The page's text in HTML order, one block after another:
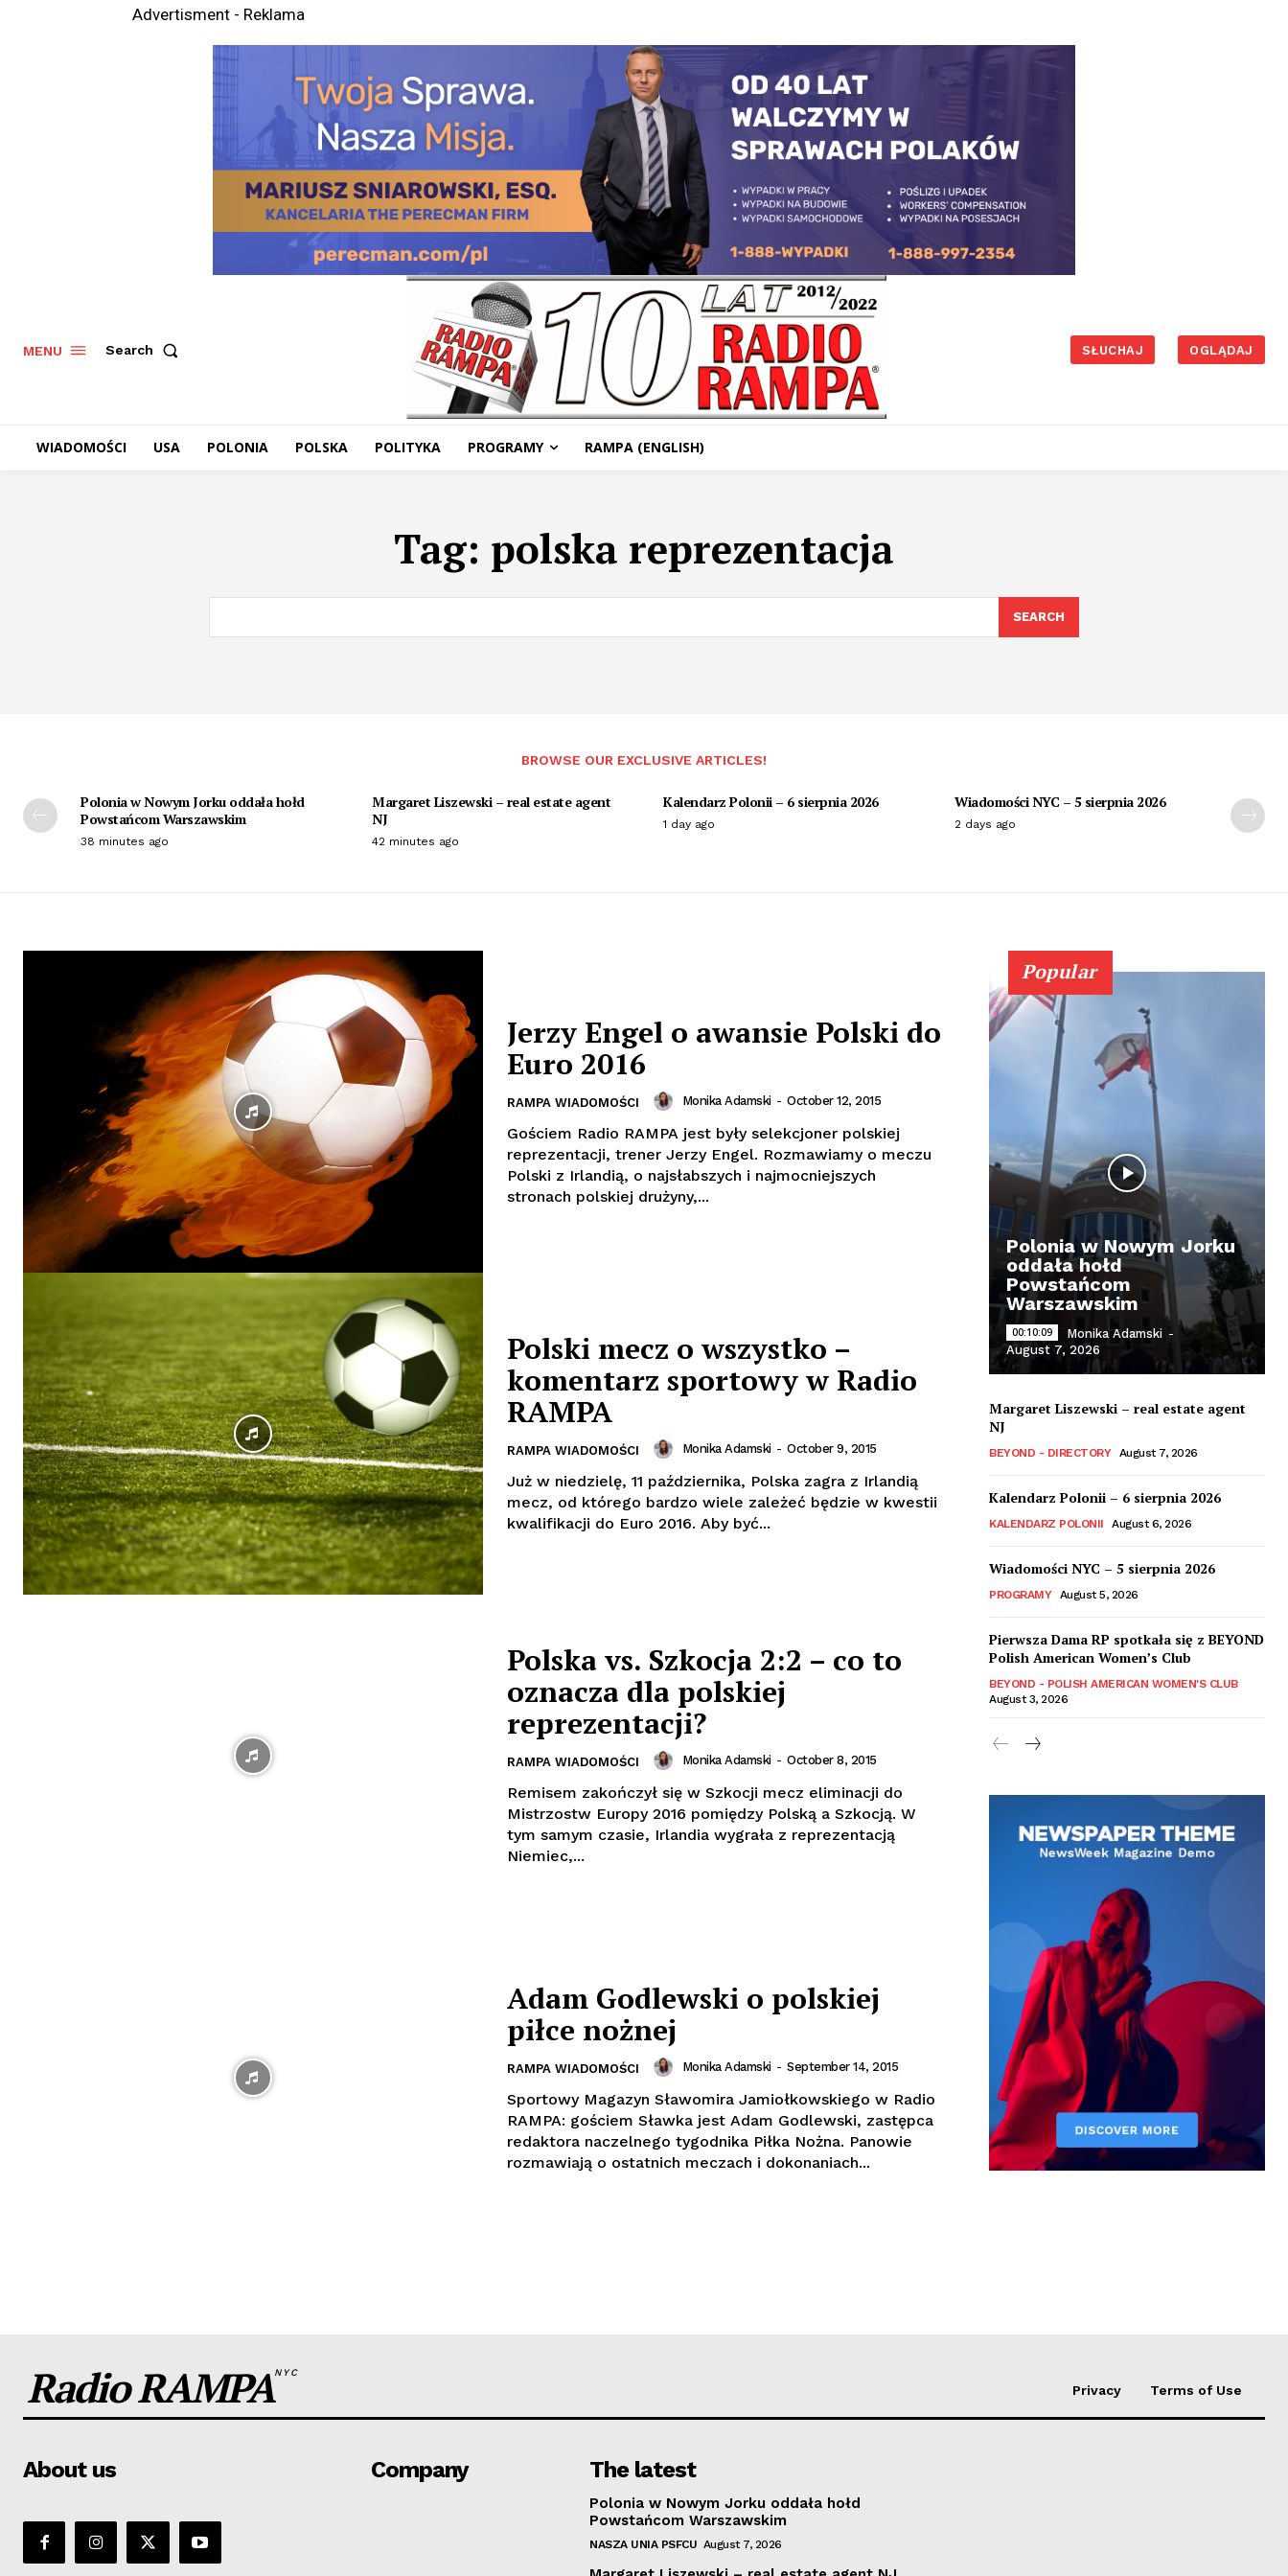
Advertisment - Reklama
MENU Search SŁUCHAJ OGLĄDAJ
WIADOMOŚCI USA POLONIA POLSKA POLITYKA PROGRAMY RAMPA (ENGLISH)
Tag: polska reprezentacja
SEARCH
BROWSE OUR EXCLUSIVE ARTICLES!
Polonia w Nowym Jorku oddała hołd
Powstańcom Warszawskim
38 minutes ago
Margaret Liszewski – real estate agent
NJ
42 minutes ago
Kalendarz Polonii – 6 sierpnia 2026
1 day ago
Wiadomości NYC – 5 sierpnia 2026
2 days ago
Jerzy Engel o awansie Polski do
Euro 2016
RAMPA WIADOMOŚCI Monika Adamski - October 12, 2015
Gościem Radio RAMPA jest były selekcjoner polskiej
reprezentacji, trener Jerzy Engel. Rozmawiamy o meczu
Polski z Irlandią, o najsłabszych i najmocniejszych
stronach polskiej drużyny,...
Polski mecz o wszystko –
komentarz sportowy w Radio
RAMPA
RAMPA WIADOMOŚCI Monika Adamski - October 9, 2015
Już w niedzielę, 11 października, Polska zagra z Irlandią
mecz, od którego bardzo wiele zależeć będzie w kwestii
kwalifikacji do Euro 2016. Aby być...
Polska vs. Szkocja 2:2 – co to
oznacza dla polskiej
reprezentacji?
RAMPA WIADOMOŚCI Monika Adamski - October 8, 2015
Remisem zakończył się w Szkocji mecz eliminacji do
Mistrzostw Europy 2016 pomiędzy Polską a Szkocją. W
tym samym czasie, Irlandia wygrała z reprezentacją
Niemiec,...
Adam Godlewski o polskiej
piłce nożnej
RAMPA WIADOMOŚCI Monika Adamski - September 14, 2015
Sportowy Magazyn Sławomira Jamiołkowskiego w Radio
RAMPA: gościem Sławka jest Adam Godlewski, zastępca
redaktora naczelnego tygodnika Piłka Nożna. Panowie
rozmawiają o ostatnich meczach i dokonaniach...
Popular
Polonia w Nowym Jorku
oddała hołd
Powstańcom
Warszawskim
00:10:09 Monika Adamski -
August 7, 2026
Margaret Liszewski – real estate agent
NJ
BEYOND - DIRECTORY August 7, 2026
Kalendarz Polonii – 6 sierpnia 2026
KALENDARZ POLONII August 6, 2026
Wiadomości NYC – 5 sierpnia 2026
PROGRAMY August 5, 2026
Pierwsza Dama RP spotkała się z BEYOND
Polish American Women’s Club
BEYOND - POLISH AMERICAN WOMEN'S CLUB
August 3, 2026
Radio RAMPANYC
Privacy Terms of Use
About us Company The latest
Polonia w Nowym Jorku oddała hołd
Powstańcom Warszawskim
NASZA UNIA PSFCU August 7, 2026